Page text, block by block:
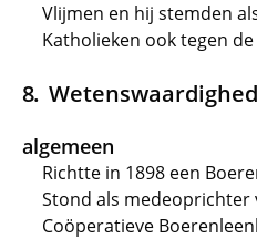
Vlijmen en hij stemden
Katholieken ook tegen
algemeen
Richtte in 1898 een
Stond als medeoprichter
Coöperatieve